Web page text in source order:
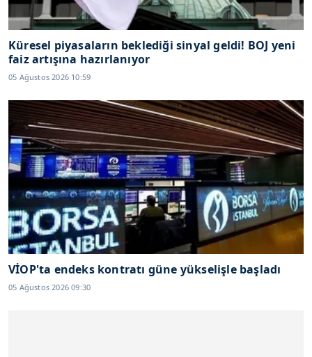
Küresel piyasaların beklediği sinyal geldi! BOJ yeni
faiz artışına hazırlanıyor
05 Ağustos 2026 10:59
VİOP'ta endeks kontratı güne yükselişle başladı
05 Ağustos 2026 09:30